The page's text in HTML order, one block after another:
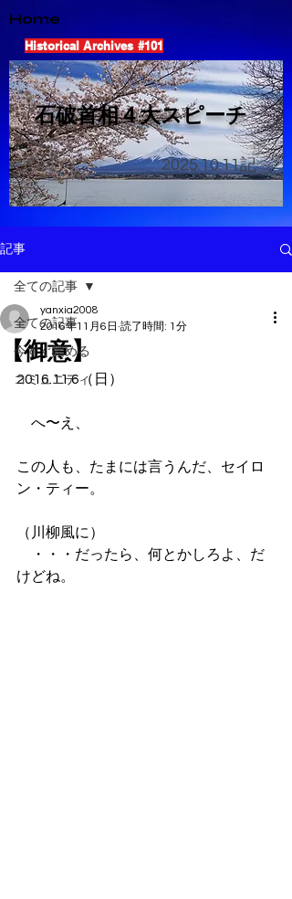
Home
Historical Archives #101
​石破首相４大スピーチ
2025.10.11記
記事
全ての記事
今すぐ始める
コミュニティ
全ての記事
【御意】
yanxia2008
2016年11月6日 読了時間: 1分
2016.11.6（日）
へ〜え、
この人も、たまには言うんだ、セイロ
ン・ティー。
（川柳風に）
・・・だったら、何とかしろよ、だ
けどね。